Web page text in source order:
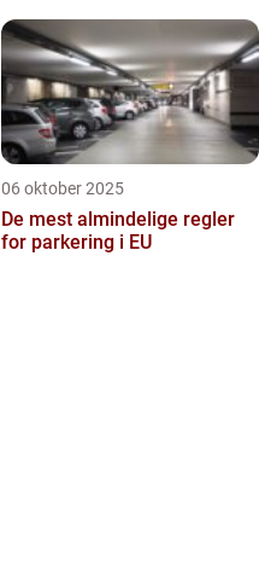
06 oktober 2025
De mest almindelige regler
for parkering i EU